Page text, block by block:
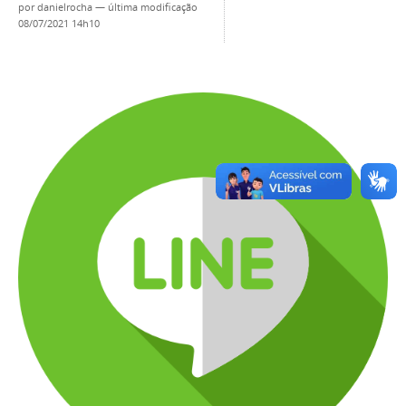
pordanielrocha — última modificação
08/07/2021 14h10